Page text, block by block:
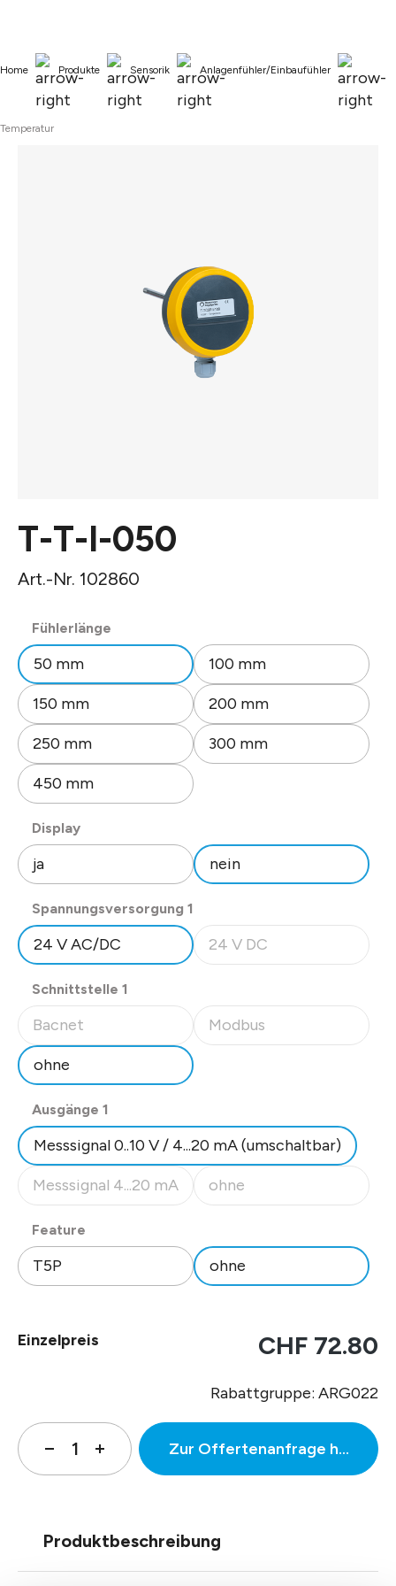
Home Produkte Sensorik Anlagenfühler/Einbaufühler
Temperatur
T-T-I-050
Art.-Nr. 102860
Fühlerlänge
50 mm
100 mm
150 mm 200 mm
250 mm 300 mm
450 mm
Displayauswählen
ja
nein
Spannungsversorgung 1
24 V AC/DC
24 V DC
(Diese Option ist zurzeit
Schnittstelle 1
Bacnet
(Diese Option ist zurzeit nicht verfügbar.)
Modbus
(Diese Option ist zurzeit
ohne
Ausgänge 1
Messsignal 0..10 V / 4...20 mA (umschaltbar)
Messsignal 4...20 mA
(Diese Option ist zurzeit nicht verfügbar.)
ohne
(Diese Option ist zurzeit
Feature
T5P
ohne
Einzelpreis CHF 72.80
Rabattgruppe: ARG022
Zur Offertenanfrage
Produktbeschreibung